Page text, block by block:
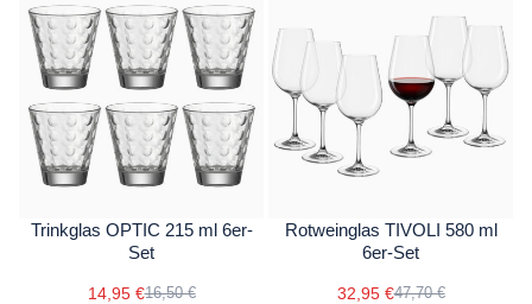
Trinkglas OPTIC 215 ml 6er-
Set
14,95 €16,50 €
Rotweinglas TIVOLI 580 ml
6er-Set
32,95 €47,70 €